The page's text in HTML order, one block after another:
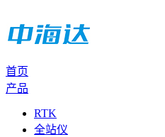
首页
产品
RTK
全站仪